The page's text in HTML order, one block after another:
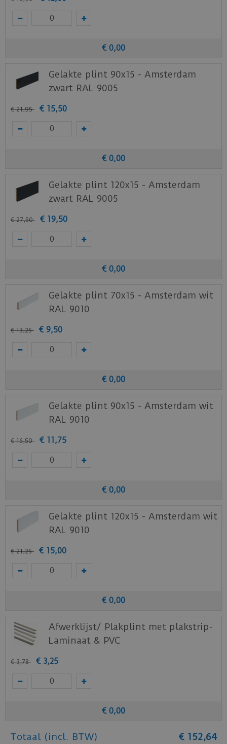
€ 0,00
Gelakte plint 90x15 - Amsterdam
zwart RAL 9005
€ 21,95 € 15,50
€ 0,00
Gelakte plint 120x15 - Amsterdam
zwart RAL 9005
€ 27,50 € 19,50
€ 0,00
Gelakte plint 70x15 - Amsterdam wit
RAL 9010
€ 13,25 € 9,50
€ 0,00
Gelakte plint 90x15 - Amsterdam wit
RAL 9010
€ 16,50 € 11,75
€ 0,00
Gelakte plint 120x15 - Amsterdam wit
RAL 9010
€ 21,25 € 15,00
€ 0,00
Afwerklijst/ Plakplint met plakstrip-
Laminaat & PVC
€ 3,78 € 3,25
€ 0,00
Totaal (incl. BTW) € 152,64